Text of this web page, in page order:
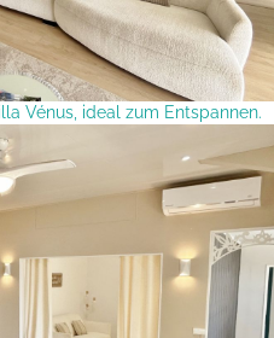
Vénus, ideal zum Entspannen.